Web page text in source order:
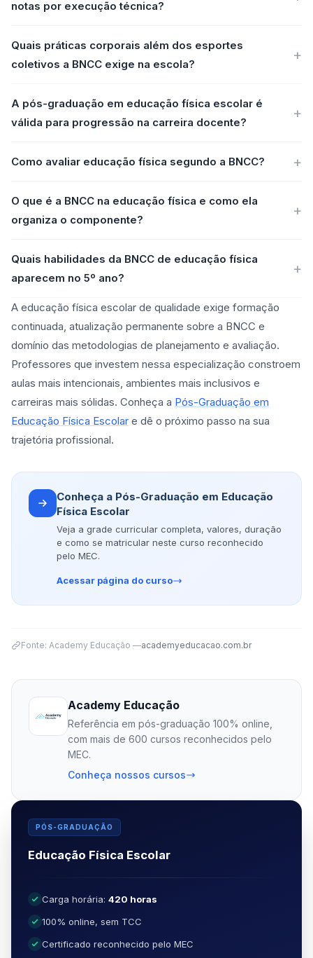
notas por execução técnica?
Quais práticas corporais além dos esportes
coletivos a BNCC exige na escola?
A pós-graduação em educação física escolar é
válida para progressão na carreira docente?
Como avaliar educação física segundo a BNCC?
O que é a BNCC na educação física e como ela
organiza o componente?
Quais habilidades da BNCC de educação física
aparecem no 5º ano?
A educação física escolar de qualidade exige formação
continuada, atualização permanente sobre a BNCC e
domínio das metodologias de planejamento e avaliação.
Professores que investem nessa especialização constroem
aulas mais intencionais, ambientes mais inclusivos e
carreiras mais sólidas. Conheça a Pós-Graduação em
Educação Física Escolar e dê o próximo passo na sua
trajetória profissional.
Conheça a Pós-Graduação em Educação
Física Escolar
Veja a grade curricular completa, valores, duração
e como se matricular neste curso reconhecido
pelo MEC.
Acessar página do curso
Fonte: Academy Educação —academyeducacao.com.br
Academy Educação
Referência em pós-graduação 100% online,
com mais de 600 cursos reconhecidos pelo
MEC.
Conheça nossos cursos
PÓS-GRADUAÇÃO
Educação Física Escolar
Carga horária: 420 horas
100% online, sem TCC
Certificado reconhecido pelo MEC